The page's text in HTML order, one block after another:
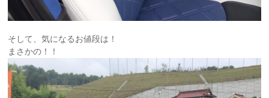
そして、気になるお値段は！
まさかの！！